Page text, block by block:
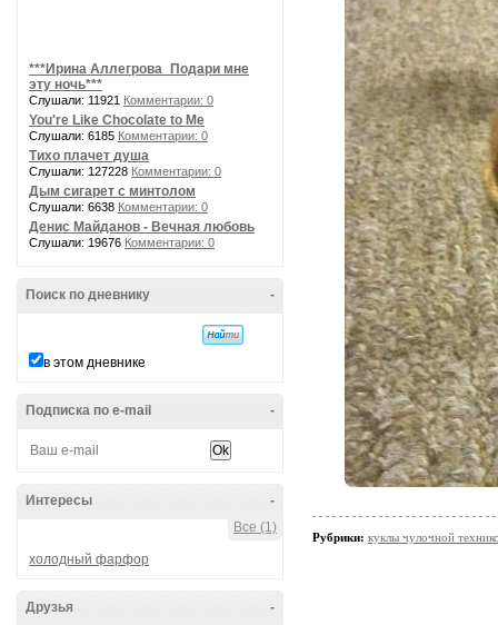
***Ирина Аллегрова_Подари мне
эту ночь***
Слушали: 11921 Комментарии: 0
You're Like Chocolate to Me
Слушали: 6185 Комментарии: 0
Тихо плачет душа
Слушали: 127228 Комментарии: 0
Дым сигарет с минтолом
Слушали: 6638 Комментарии: 0
Денис Майданов - Вечная любовь
Слушали: 19676 Комментарии: 0
-
Поиск по дневнику
в этом дневнике
-
Подписка по e-mail
-
Интересы
Все (1)
холодный фарфор
-
Друзья
Рубрики: куклы чулочной